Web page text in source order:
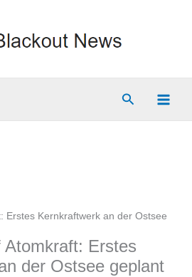
Suchen
Erstes Kernkraftwerk an der Ostsee
Atomkraft: Erstes
der Ostsee geplant